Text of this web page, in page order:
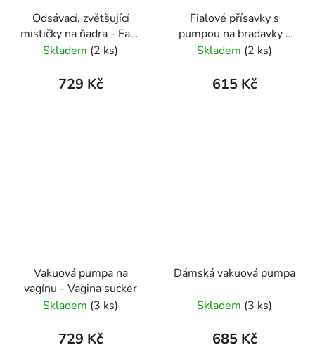
Odsávací, zvětšující
mističky na ňadra - Easy
Grow
Skladem (2 ks)
729 Kč
Fialové přísavky s
pumpou na bradavky -
"Ultraviolett"
Skladem (2 ks)
615 Kč
Vakuová pumpa na
vagínu - Vagina sucker
Skladem (3 ks)
729 Kč
Dámská vakuová pumpa
Skladem (3 ks)
685 Kč